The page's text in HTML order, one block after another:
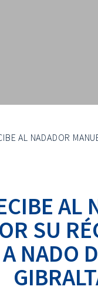
AL NADADOR
AL
SU
NADO